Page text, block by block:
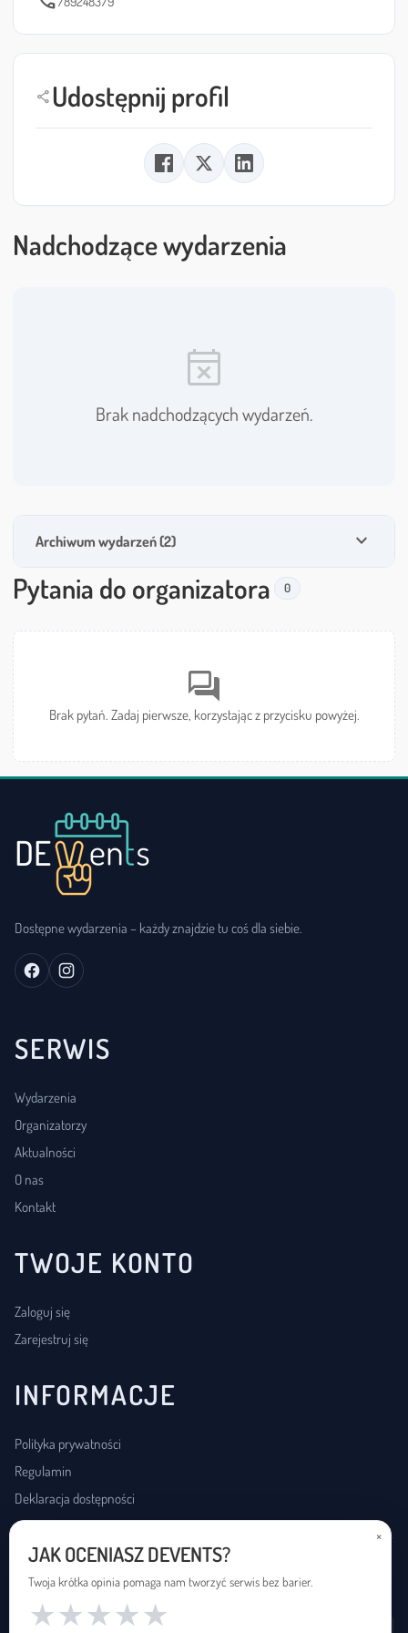
shareUdostępnij profil
Nadchodzące wydarzenia
event_busy
Brak nadchodzących wydarzeń.
Archiwum wydarzeń (2) expand_more
Pytania do organizatora 0
forum
Brak pytań. Zadaj pierwsze, korzystając z przycisku powyżej.
Dostępne wydarzenia – każdy znajdzie tu coś dla siebie.
SERWIS
Wydarzenia
Organizatorzy
Aktualności
O nas
Kontakt
TWOJE KONTO
Zaloguj się
Zarejestruj się
INFORMACJE
Polityka prywatności
Regulamin
Deklaracja dostępności
USŁUGI DOSTĘPNOŚCI
×
JAK OCENIASZ DEVENTS?
Twoja krótka opinia pomaga nam tworzyć serwis bez barier.
★
★
★
★
★